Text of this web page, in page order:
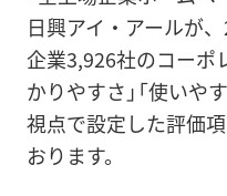
日興アイ・アールが
企業3,926社のコーポ
かりやすさ」「使いや
視点で設定した評価
おります。